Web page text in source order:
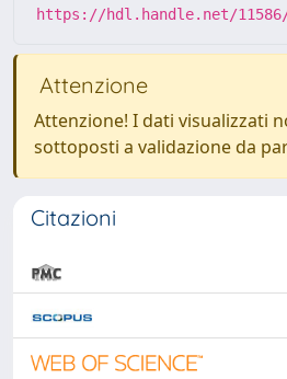
https://hdl.handle.net/11586/
Attenzione
Attenzione! I dati visualizzati
sottoposti a validazione da
Citazioni